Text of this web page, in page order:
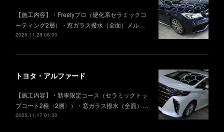
【施工内容】・Freelyプロ（硬化系セラミックコ
ーティング2層）・窓ガラス撥水（全面）メル…
2025.11.28 08:00
トヨタ・アルファード
【施工内容】・新車限定コース（セラミックトッ
プコート2種〈2層〉）・窓ガラス撥水（全面）…
2025.11.17 01:30